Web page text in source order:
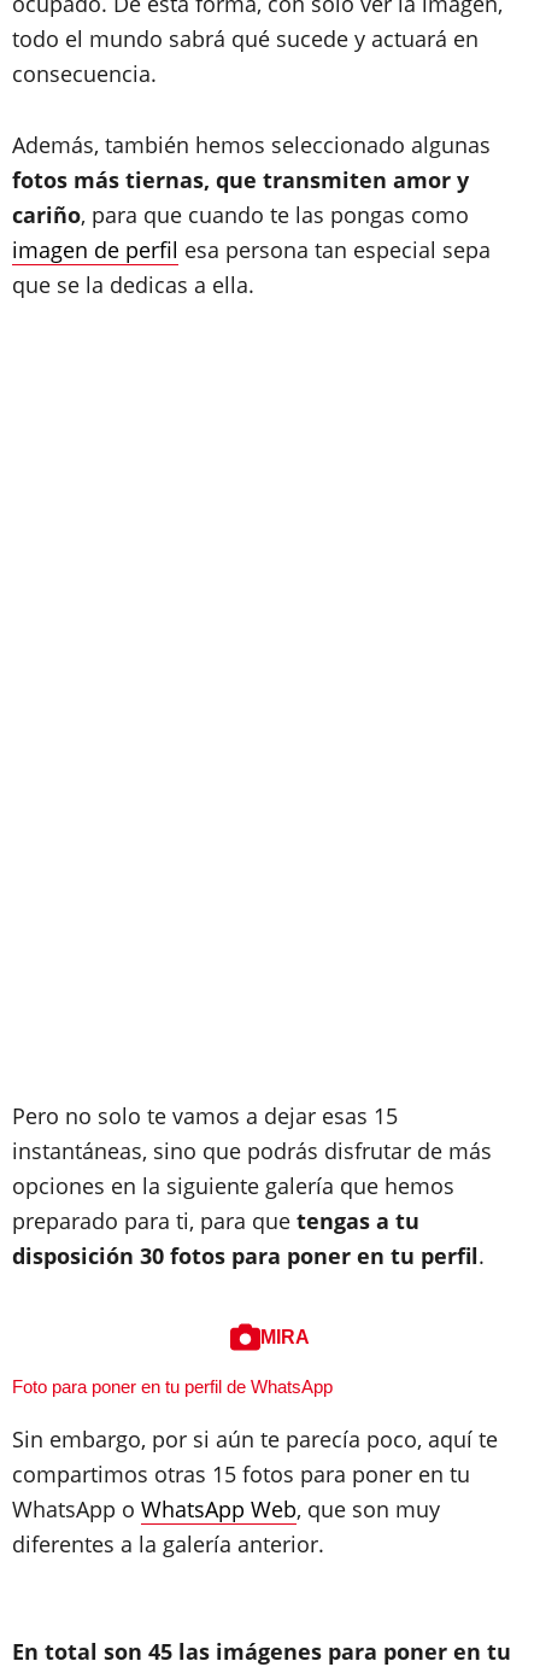
todo el mundo sabrá qué sucede y actuará en
consecuencia.
Además, también hemos seleccionado algunas
fotos más tiernas, que transmiten amor y
cariño, para que cuando te las pongas como
imagen de perfil esa persona tan especial sepa
que se la dedicas a ella.
Pero no solo te vamos a dejar esas 15
instantáneas, sino que podrás disfrutar de más
opciones en la siguiente galería que hemos
preparado para ti, para que tengas a tu
disposición 30 fotos para poner en tu perfil.
MIRA
Foto para poner en tu perfil de WhatsApp
Sin embargo, por si aún te parecía poco, aquí te
compartimos otras 15 fotos para poner en tu
WhatsApp o WhatsApp Web, que son muy
diferentes a la galería anterior.
En total son 45 las imágenes para poner en tu